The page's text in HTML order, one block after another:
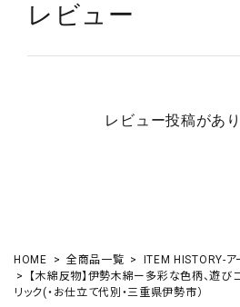
レビュー
レビュー投稿があ
HOME 全商品一覧
ITEM HISTORY-ア
【木綿反物】伊勢木綿ー多彩な色柄、遊び
リック(・お仕立て代別・三重県伊勢市）